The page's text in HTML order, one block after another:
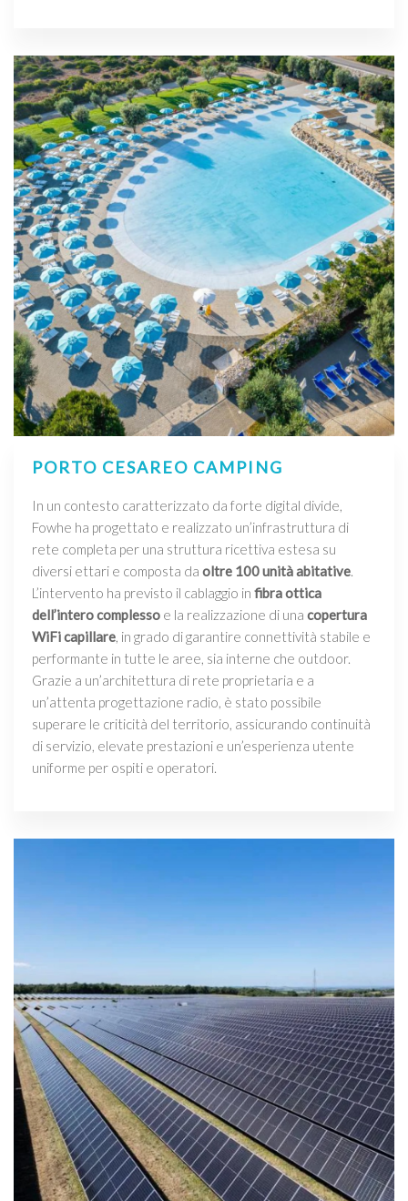
PORTO CESAREO CAMPING
In un contesto caratterizzato da forte digital divide,
Fowhe ha progettato e realizzato un’infrastruttura di
rete completa per una struttura ricettiva estesa su
diversi ettari e composta da oltre 100 unità abitative.
L’intervento ha previsto il cablaggio in fibra ottica
dell’intero complesso e la realizzazione di una copertura
WiFi capillare, in grado di garantire connettività stabile e
performante in tutte le aree, sia interne che outdoor.
Grazie a un’architettura di rete proprietaria e a
un’attenta progettazione radio, è stato possibile
superare le criticità del territorio, assicurando continuità
di servizio, elevate prestazioni e un’esperienza utente
uniforme per ospiti e operatori.